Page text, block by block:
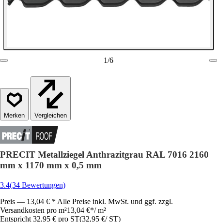
1/6
Vergleichen
PRECIT Metallziegel Anthrazitgrau RAL 7016 2160
mm x 1170 mm x 0,5 mm
3.4(34 Bewertungen)
Preis — 13,04 € * Alle Preise inkl. MwSt. und ggf. zzgl.
Versandkosten pro m²13,04 €*/ m²
Entspricht 32,95 € pro ST(32,95 €/ ST)